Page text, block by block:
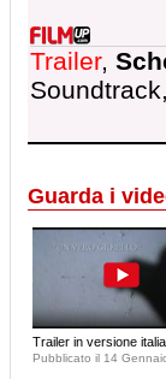
Trailer,
Guarda i
Trailer in versione
Pubblicato il 14